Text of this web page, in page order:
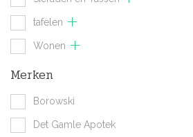
tafelen
Wonen
Merken
Borowski
Det Gamle Apotek